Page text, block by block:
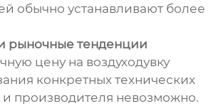
обычно устанавливают более
рыночные тенденции
цену на воздуходувку
конкретных технических
и производителя невозможно.